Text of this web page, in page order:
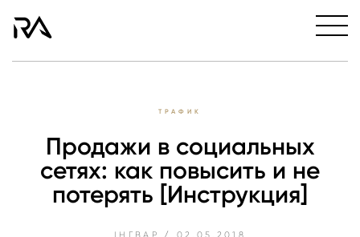
ТРАФИК
Продажи в социальных
сетях: как повысить и не
потерять [Инструкция]